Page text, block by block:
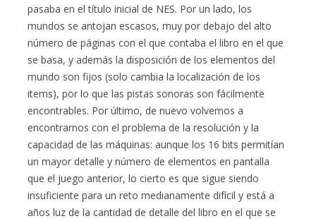
pasaba en el título inicial de NES. Por un lado, los
mundos se antojan escasos, muy por debajo del alto
número de páginas con el que contaba el libro en el que
se basa, y además la disposición de los elementos del
mundo son fijos (solo cambia la localización de los
items), por lo que las pistas sonoras son fácilmente
encontrables. Por último, de nuevo volvemos a
encontrarnos con el problema de la resolución y la
capacidad de las máquinas: aunque los 16 bits permitían
un mayor detalle y número de elementos en pantalla
que el juego anterior, lo cierto es que sigue siendo
insuficiente para un reto medianamente difícil y está a
años luz de la cantidad de detalle del libro en el que se